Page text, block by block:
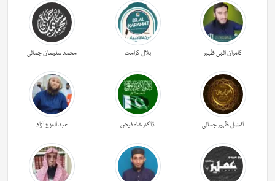
کامران الہی ظہیر بلال کرامت محمد سلیمان جمالی
افضل ظہیر جمالی ڈاکٹر شاہ فیض عبد العزیز آزاد